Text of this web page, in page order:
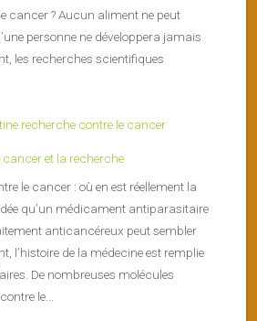
cancer ? Aucun aliment ne peut
personne ne développera jamais
les recherches scientifiques
et la recherche
le cancer : où en est réellement la
qu’un médicament antiparasitaire
anticancéreux peut sembler
l’histoire de la médecine est remplie
De nombreuses molécules
le...